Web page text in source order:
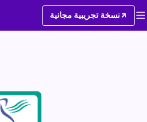
نسخة تجريبية مجانية